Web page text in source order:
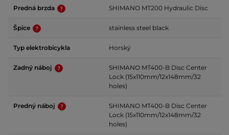
Predná brzda SHIMANO MT200 Hydraulic Disc
Špice stainless steel black
Typ elektrobicykla Horský
Zadný náboj
SHIMANO MT400-B Disc Center
Lock (15x110mm/12x148mm/32
holes)
Predný náboj
SHIMANO MT400-B Disc Center
Lock (15x110mm/12x148mm/32
holes)